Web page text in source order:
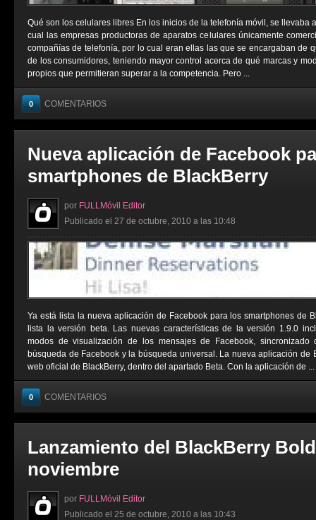
Qué son los celulares libres En los inicios de la telefonía móvil, se llevaba
cual las empresas productoras de aparatos celulares únicamente
compañías de telefonía, por lo cual eran ellas las que se encargaban de
de los consumidores, teniendo mayor control acerca de qué marcas y
propios que permitieran superar a la competencia. Pero ...
0 COMENTARIOS
Nueva aplicación de Facebook
smartphones de BlackBerry
por FULLMóvil Editor
Publicado el 27 de octubre, 2010 a las 10:48
Ya está lista la nueva aplicación de Facebook para los smartphones de
lista la versión beta. Las nuevas características de la versión 1.9.0
modos de visualización de los mensajes de Facebook,
búsqueda de Facebook y la búsqueda universal. La nueva aplicación de
web oficial de BlackBerry, dentro del apartado Beta. Con la aplicación de ...
0 COMENTARIOS
Lanzamiento del BlackBerry
noviembre
por FULLMóvil Editor
Publicado el 25 de octubre, 2010 a las 10:43